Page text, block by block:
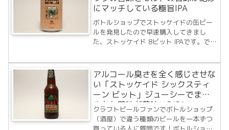
にマッチしている極旨IPA
ボトルショップでストッケイドの缶ビー
ルを発見したので早速購入してきまし
た、ストッケイド 8ビット IPAです。で
も飲んでいるんですよね。過去に飲んだ8
ビットのレビューはこちら↓↓↓このビー
ルを買う前にストッケイドのウェ...
アルコール臭さを全く感じさせな
い「ストッケイド シックスティ
ーン ビット」ジューシーでまろ
やかな苦味が美味いDIPA！
クラフトビールファンでボトルショップ
（酒屋）で違う種類のビールを一本ずつ